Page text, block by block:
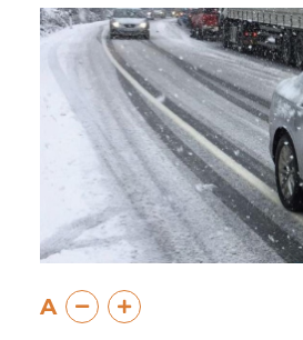
A